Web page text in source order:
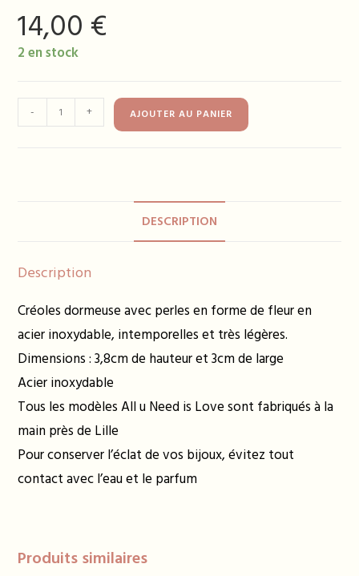
14,00 €
2 en stock
de
- + AJOUTER AU PANIER
DESCRIPTION
Description
Créoles dormeuse avec perles en forme de fleur en
acier inoxydable, intemporelles et très légères.
Dimensions : 3,8cm de hauteur et 3cm de large
Acier inoxydable
Tous les modèles All u Need is Love sont fabriqués à la
main près de Lille
Pour conserver l’éclat de vos bijoux, évitez tout
contact avec l’eau et le parfum
Produits similaires